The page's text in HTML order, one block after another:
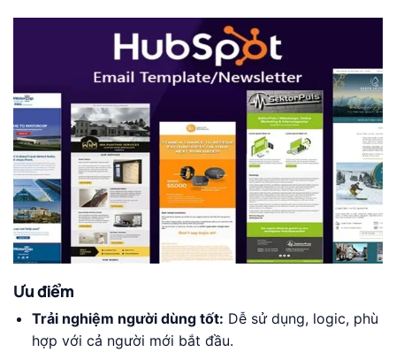
Ưu điểm
Trải nghiệm người dùng tốt: Dễ sử dụng, logic, phù
hợp với cả người mới bắt đầu.